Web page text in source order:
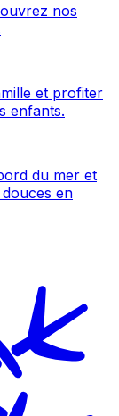
nos
et profiter
enfants.
du mer et
en